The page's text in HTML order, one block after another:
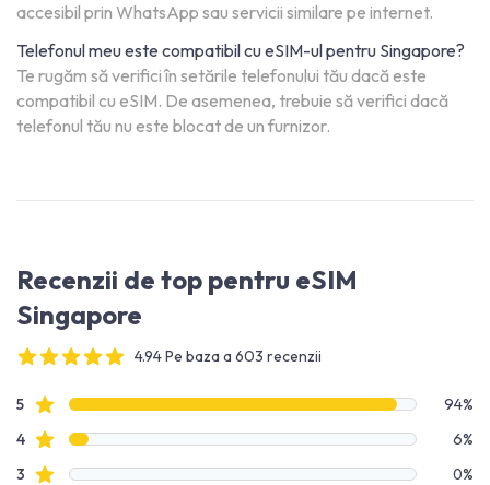
accesibil prin WhatsApp sau servicii similare pe internet.
Telefonul meu este compatibil cu eSIM-ul pentru Singapore?
Te rugăm să verifici în setările telefonului tău dacă este
compatibil cu eSIM. De asemenea, trebuie să verifici dacă
telefonul tău nu este blocat de un furnizor.
Recenzii de top pentru eSIM
Singapore
4.94 Pe baza a 603 recenzii
Date recenzie
5recenzii cu stele
94%
4recenzii cu stele
6%
3 recenzii cu stele
0%